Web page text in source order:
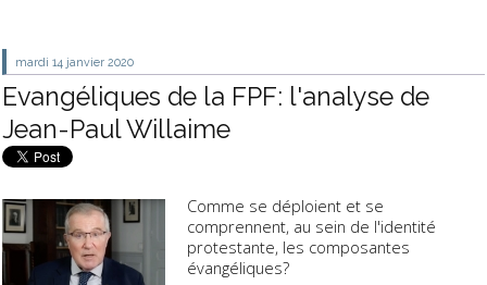
mardi 14 janvier 2020
Evangéliques de la FPF: l'analyse de
Jean-Paul Willaime
Comme se déploient et se
comprennent, au sein de l'identité
protestante, les composantes
évangéliques?